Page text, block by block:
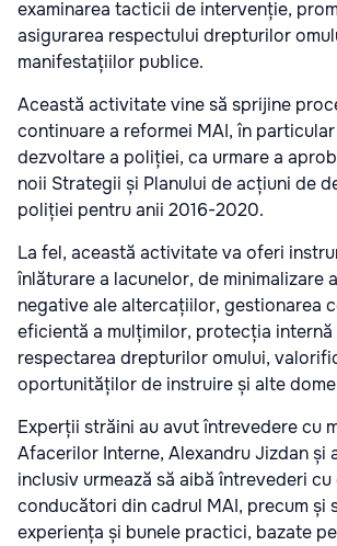
examinarea tacticii de intervenție,
asigurarea respectului drepturilor
manifestațiilor publice.
Această activitate vine să sprijine
continuare a reformei MAI, în
dezvoltare a poliției, ca urmare a
noii Strategii și Planului de acțiuni de
poliției pentru anii 2016-2020.
La fel, această activitate va oferi
înlăturare a lacunelor, de minimalizare
negative ale altercațiilor, gestionarea
eficientă a mulțimilor, protecția
respectarea drepturilor omului,
oportunităților de instruire și alte
Experții străini au avut întrevedere cu
Afacerilor Interne, Alexandru Jizdan și
inclusiv urmează să aibă întrevederi
conducători din cadrul MAI, precum și
experiența și bunele practici, bazate